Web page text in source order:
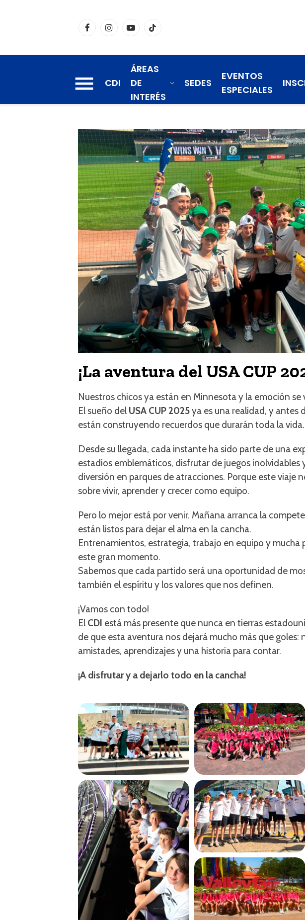
FacebookInstagramYouTubeTikTok
CDI
ÁREAS
DE
INTERÉS
SEDES
EVENTOS
ESPECIALES
¡La aventura del USA CUP
Nuestros chicos ya están en Minnesota y la emoción
El sueño del USA CUP 2025ya es una realidad, y antes
están construyendo recuerdos que durarán toda la vida.
Desde su llegada, cada instante ha sido parte de una
estadios emblemáticos, disfrutar de juegos
diversión en parques de atracciones. Porque este viaje
sobre vivir, aprender y crecer como equipo.
Pero lo mejor está por venir. Mañana arranca la
están listos para dejar el alma en la cancha.
Entrenamientos, estrategia, trabajo en equipo y mucha
este gran momento.
Sabemos que cada partido será una oportunidad de
también el espíritu y los valores que nos definen.
¡Vamos con todo!
El CDI está más presente que nunca en tierras
de que esta aventura nos dejará mucho más que goles:
amistades, aprendizajes y una historia para contar.
¡A disfrutar y a dejarlo todo en la cancha!